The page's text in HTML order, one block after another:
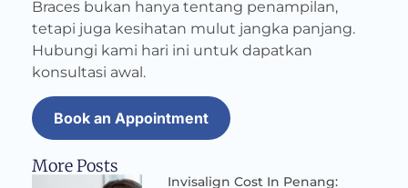
Braces bukan hanya tentang penampilan,
tetapi juga kesihatan mulut jangka panjang.
Hubungi kami hari ini untuk dapatkan
konsultasi awal.
Book an Appointment
More Posts
Invisalign Cost In Penang: